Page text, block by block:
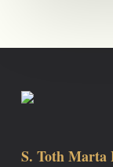
S. Toth Marta